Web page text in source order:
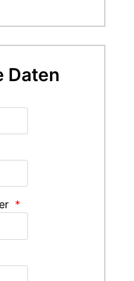
Daten
*